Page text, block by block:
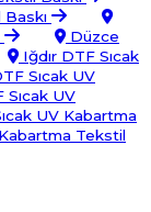
Düzce
Iğdır DTF Sıcak
Sıcak UV
UV
UV Kabartma
Tekstil